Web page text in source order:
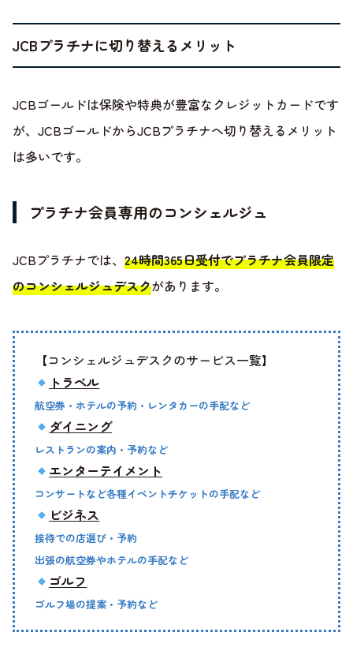
JCBプラチナに切り替えるメリット
JCBゴールドは保険や特典が豊富なクレジットカードです
が、JCBゴールドからJCBプラチナヘ切り替えるメリット
は多いです。
プラチナ会員専用のコンシェルジュ
JCBプラチナでは、 24時間365日受付でプラチナ会員限定
のコンシェルジュデスクがあります。
【コンシェルジュデスクのサービス一覧】
トラベル
航空券・ホテルの予約・レンタカーの手配など
ダイニング
レストランの案内・予約など
エンターテイメント
コンサートなど各種イベントチケットの手配など
ビジネス
接待での店選び・予約
出張の航空券やホテルの手配など
ゴルフ
ゴルフ場の提案・予約など